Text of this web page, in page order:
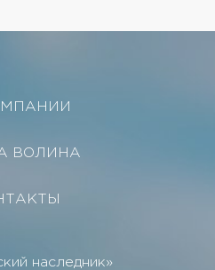
ВОЛИНА
наследник»